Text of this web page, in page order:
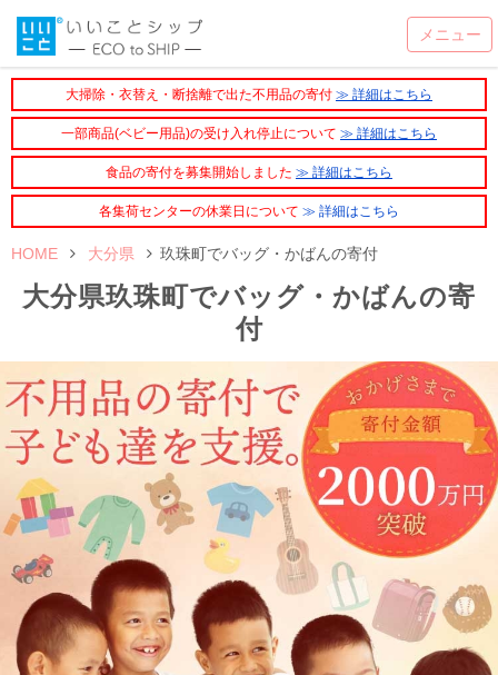
大掃除・衣替え・断捨離で出た不用品の寄付 ≫ 詳細はこちら
一部商品(ベビー用品)の受け入れ停止について ≫ 詳細はこちら
食品の寄付を募集開始しました ≫ 詳細はこちら
各集荷センターの休業日について ≫ 詳細はこちら
HOME 大分県 玖珠町でバッグ・かばんの寄付
大分県玖珠町でバッグ・かばんの寄
付